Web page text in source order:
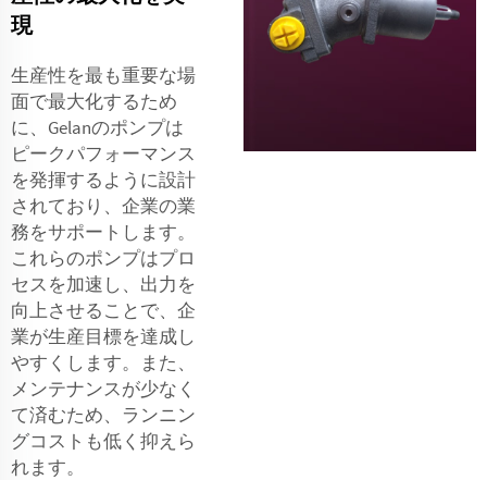
現
生産性を最も重要な場
面で最大化するため
に、Gelanのポンプは
ピークパフォーマンス
を発揮するように設計
されており、企業の業
務をサポートします。
これらのポンプはプロ
セスを加速し、出力を
向上させることで、企
業が生産目標を達成し
やすくします。また、
メンテナンスが少なく
て済むため、ランニン
グコストも低く抑えら
れます。